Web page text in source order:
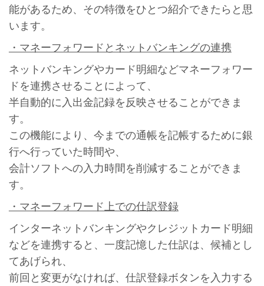
能があるため、その特徴をひとつ紹介できたらと思
います。
・マネーフォワードとネットバンキングの連携
ネットバンキングやカード明細などマネーフォワー
ドを連携させることによって、
半自動的に入出金記録を反映させることができま
す。
この機能により、今までの通帳を記帳するために銀
行へ行っていた時間や、
会計ソフトへの入力時間を削減することができま
す。
・マネーフォワード上での仕訳登録
インターネットバンキングやクレジットカード明細
などを連携すると、一度記憶した仕訳は、候補とし
てあげられ、
前回と変更がなければ、仕訳登録ボタンを入力する